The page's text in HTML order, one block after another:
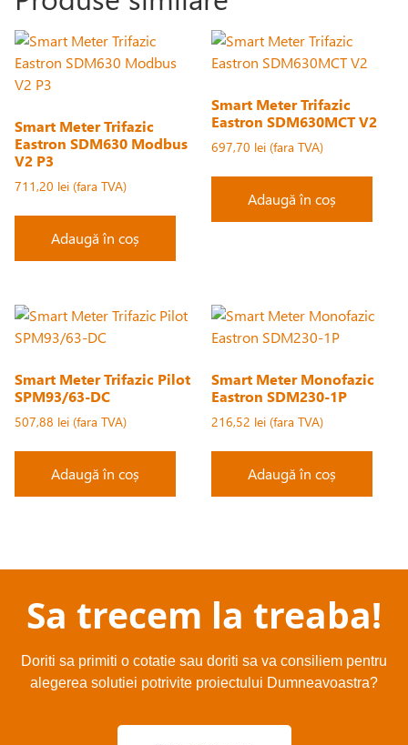
Smart Meter Trifazic
Eastron SDM630 Modbus
V2 P3
711,20 lei
Adaugă în coș
Smart Meter Trifazic
Eastron SDM630MCT V2
697,70 lei
Adaugă în coș
Smart Meter Trifazic Pilot
SPM93/63-DC
507,88 lei
Adaugă în coș
Smart Meter Monofazic
Eastron SDM230-1P
216,52 lei
Adaugă în coș
Sa trecem la treaba!
Doriti sa primiti o cotatie sau doriti sa va consiliem pentru
alegerea solutiei potrivite proiectului Dumneavoastra?